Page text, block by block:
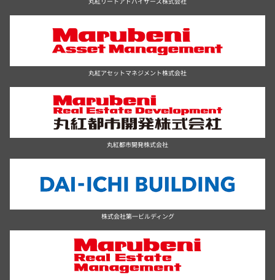
丸紅アセットマネジメント株式会社
丸紅都市開発株式会社
株式会社第一ビルディング